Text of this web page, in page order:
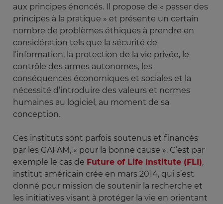
aux principes énoncés. Il propose de « passer des
principes à la pratique » et présente un certain
nombre de problèmes éthiques à prendre en
considération tels que la sécurité de
l’information, la protection de la vie privée, le
contrôle des armes autonomes, les
conséquences économiques et sociales et la
nécessité d’introduire des valeurs et normes
humaines au logiciel, au moment de sa
conception.
Ces instituts sont parfois soutenus et financés
par les GAFAM, « pour la bonne cause ». C’est par
exemple le cas de Future of Life Institute (FLI),
institut américain crée en mars 2014, qui s’est
donné pour mission de soutenir la recherche et
les initiatives visant à protéger la vie en orientant